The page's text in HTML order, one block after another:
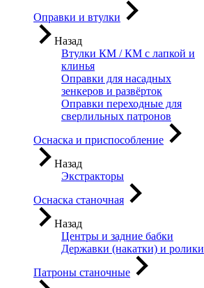
Оправки и втулки
Назад
Втулки КМ / КМ с лапкой и
клинья
Оправки для насадных
зенкеров и развёрток
Оправки переходные для
сверлильных патронов
Оснаска и приспособление
Назад
Экстракторы
Оснаска станочная
Назад
Центры и задние бабки
Державки (накатки) и ролики
Патроны станочные